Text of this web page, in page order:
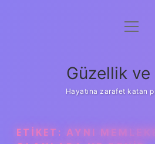
Anasayfa
Yasal Uyarı
menüyü
Güzellik ve
Hayatına zarafet katan
ETIKET: AYNI